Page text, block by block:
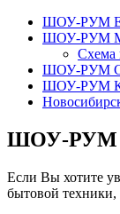
ШОУ-РУМ
ШОУ-РУМ
ШОУ-РУМ
ШОУ-РУМ
ШОУ-РУМ
Если Вы хотите
бытовой